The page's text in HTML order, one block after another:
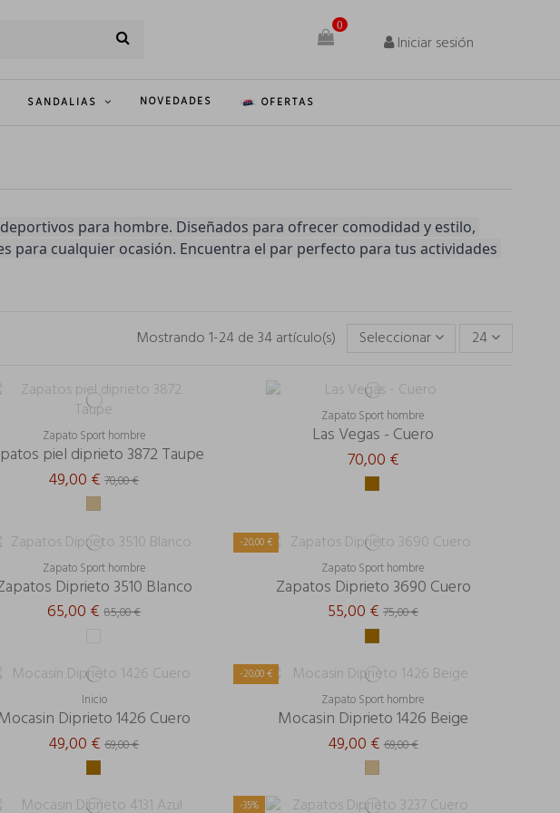
0
Iniciar sesión
SANDALIAS NOVEDADES OFERTAS
para hombre. Diseñados para ofrecer comodidad y estilo,
para cualquier ocasión. Encuentra el par perfecto para tus actividades
Mostrando 1-24 de 34 artículo(s) Seleccionar 24
Zapato Sport hombre
piel diprieto 3872 Taupe
49,00 €70,00 €
Zapato Sport hombre
Las Vegas - Cuero
70,00 €
Zapato Sport hombre
Diprieto 3510 Blanco
65,00 €85,00 €
-20,00 €
Zapato Sport hombre
Zapatos Diprieto 3690 Cuero
55,00 €75,00 €
Inicio
Mocasin Diprieto 1426 Cuero
49,00 €69,00 €
-20,00 €
Zapato Sport hombre
Mocasin Diprieto 1426 Beige
49,00 € 69,00 €
-35%